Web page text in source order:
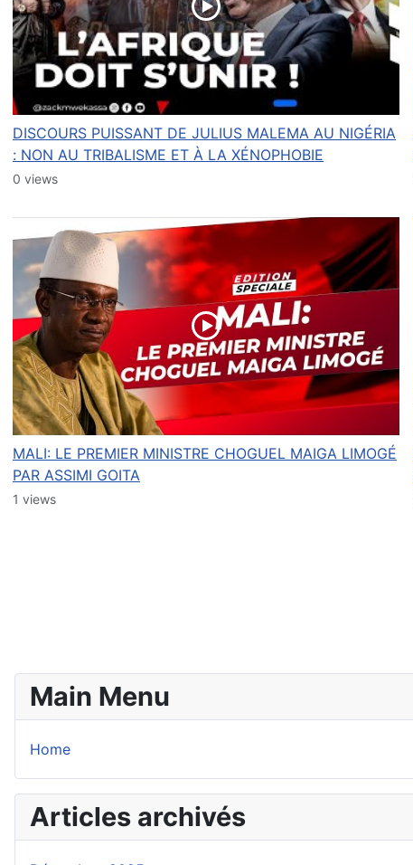
DISCOURS PUISSANT DE JULIUS MALEMA AU NIGÉRIA
: NON AU TRIBALISME ET À LA XÉNOPHOBIE
0 views
MALI: LE PREMIER MINISTRE CHOGUEL MAIGA LIMOGÉ
PAR ASSIMI GOITA
1 views
Main Menu
Home
Articles archivés